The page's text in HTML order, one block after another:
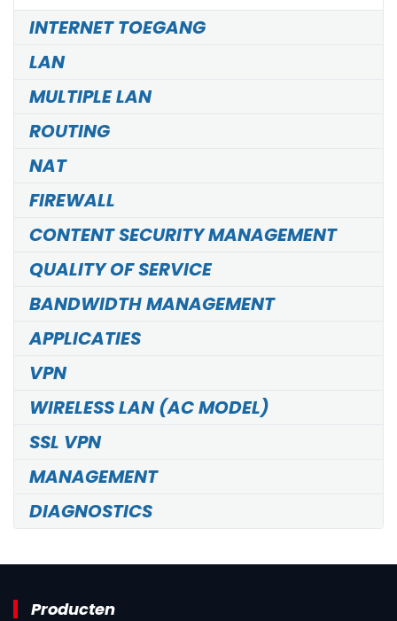
INTERNET TOEGANG
LAN
MULTIPLE LAN
ROUTING
NAT
FIREWALL
CONTENT SECURITY MANAGEMENT
QUALITY OF SERVICE
BANDWIDTH MANAGEMENT
APPLICATIES
VPN
WIRELESS LAN (AC MODEL)
SSL VPN
MANAGEMENT
DIAGNOSTICS
Producten